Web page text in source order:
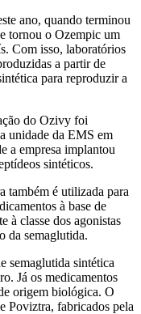
ano, quando terminou
tornou o Ozempic um
Com isso, laboratórios
a partir de
para reproduzir a
do Ozivy foi
unidade da EMS em
a empresa implantou
sintéticos.
também é utilizada para
à base de
à classe dos agonistas
da semaglutida.
semaglutida sintética
Já os medicamentos
origem biológica. O
Poviztra, fabricados pela